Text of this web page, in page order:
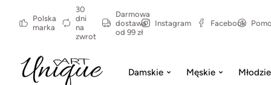
Polska
marka
30
dni
na
zwrot
Darmowa
dostawa
od 99 zł
Instagram Facebook
Damskie Męskie